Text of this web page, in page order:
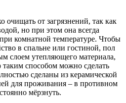
очищать от загрязнений, так как
но при этом она всегда
комнатной температуре. Чтобы
в спальне или гостиной, пол
слоем утепляющего материала,
способом можно сделать
сделаны из керамической
для проживания – в противном
мёрзнуть.